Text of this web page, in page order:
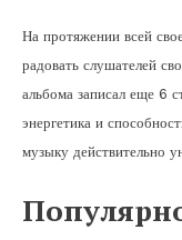
На протяжении всей
радовать слушателей
альбома записал еще 6
энергетика и
музыку действительно